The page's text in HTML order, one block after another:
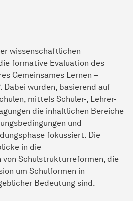
wissenschaftlichen
formative Evaluation des
Gemeinsames Lernen –
Dabei wurden, basierend auf
mittels Schüler-, Lehrer-
die inhaltlichen Bereiche
und
fokussiert. Die
in die
von Schulstrukturreformen, die
um Schulformen in
Bedeutung sind.